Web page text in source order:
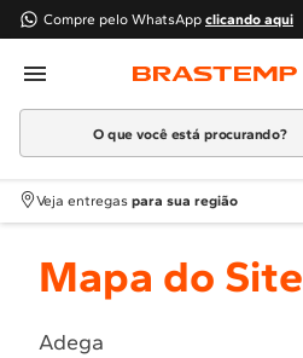
Compre pelo WhatsApp clicando aqui
Em que podemos
O que você está procurando?
Termos mais buscados
1º Geladeira
2
Fogao
4 º Lava Louça
Veja entregas para sua região
Mapa do Site
Adega